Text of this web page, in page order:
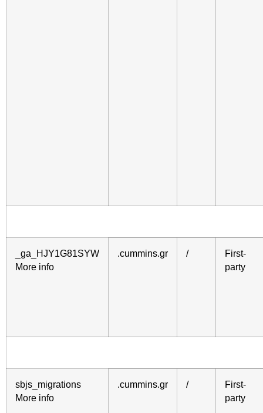
_ga_HJY1G81SYW
More info
.cummins.gr /
First-
party
sbjs_migrations
More info
.cummins.gr /
First-
party